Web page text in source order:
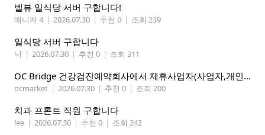
벨뷰 일식당 서버 구합니다!
매니저 4 | 2026.07.30 | 추천 0 | 조회 239
일식당 서버 구합니다
닉 | 2026.07.30 | 추천 0 | 조회 311
OC Bridge 건강검진예약회사에서 제휴사업자(사업자,개인)모집 (재택근무)
ocmarket | 2026.07.30 | 추천 0 | 조회 200
치과 프론트 직원 구합니다
lee | 2026.07.30 | 추천 0 | 조회 242